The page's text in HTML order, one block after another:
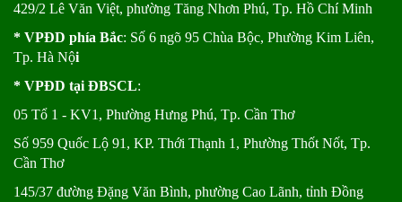
429/2 Lê Văn Việt, phường Tăng Nhơn Phú, Tp. Hồ Chí Minh
* VPĐD phía Bắc: Số 6 ngõ 95 Chùa Bộc, Phường Kim Liên,
Tp. Hà Nội
* VPĐD tại ĐBSCL:
05 Tổ 1 - KV1, Phường Hưng Phú, Tp. Cần Thơ
Số 959 Quốc Lộ 91, KP. Thới Thạnh 1, Phường Thốt Nốt, Tp.
Cần Thơ
145/37 đường Đặng Văn Bình, phường Cao Lãnh, tỉnh Đồng